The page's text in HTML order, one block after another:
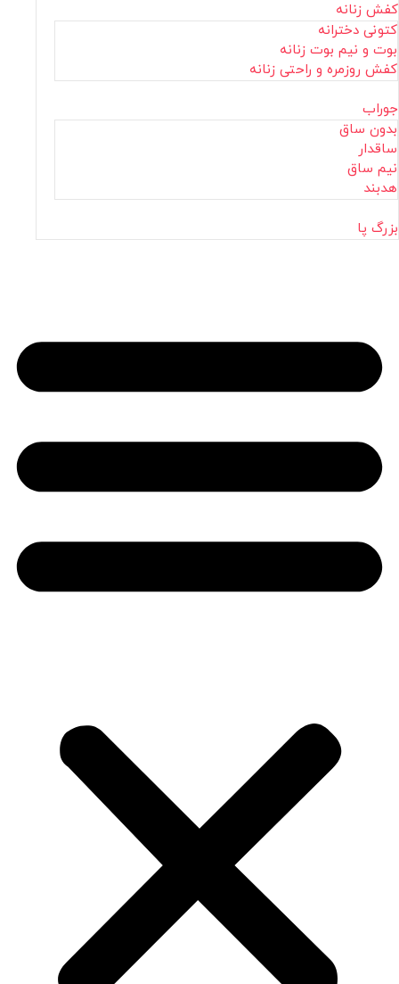
کفش زنانه
کتونی دخترانه
بوت و نیم بوت زنانه
کفش روزمره و راحتی زنانه
جوراب
بدون ساق
ساقدار
نیم ساق
هدبند
بزرگ پا